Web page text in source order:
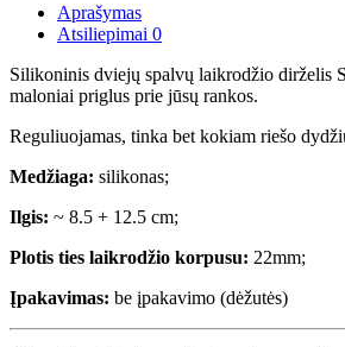
Aprašymas
Atsiliepimai 0
Silikoninis dviejų spalvų laikrodžio dirželis
maloniai priglus prie jūsų rankos.
Reguliuojamas, tinka bet kokiam riešo
Medžiaga: silikonas;
Ilgis: ~ 8.5 + 12.5 cm;
Plotis ties laikrodžio korpusu: 22mm;
Įpakavimas: be įpakavimo (dėžutės)